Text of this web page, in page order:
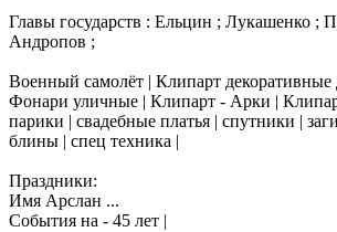
Главы государств : Ельцин ; Лукашенко ;
Андропов ;
Военный самолёт | Клипарт декоративные
Фонари уличные | Клипарт - Арки |
парики | свадебные платья | спутники |
блины | спец техника |
Праздники:
Имя Арслан ...
События на - 45 лет |